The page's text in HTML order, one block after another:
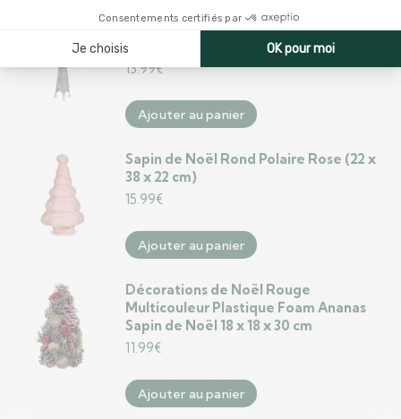
Sapin de Noël Tour Argenté Métal
Plastique (Ø 28 x 127 cm)
13.99€
Ajouter au panier
Sapin de Noël Rond Polaire Rose (22 x
38 x 22 cm)
15.99€
Ajouter au panier
Décorations de Noël Rouge
Multicouleur Plastique Foam Ananas
Sapin de Noël 18 x 18 x 30 cm
11.99€
Ajouter au panier